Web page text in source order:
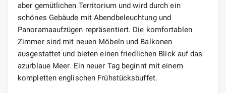
aber gemütlichen Territorium und wird durch ein
schönes Gebäude mit Abendbeleuchtung und
Panoramaaufzügen repräsentiert. Die komfortablen
Zimmer sind mit neuen Möbeln und Balkonen
ausgestattet und bieten einen friedlichen Blick auf das
azurblaue Meer. Ein neuer Tag beginnt mit einem
kompletten englischen Frühstücksbuffet.